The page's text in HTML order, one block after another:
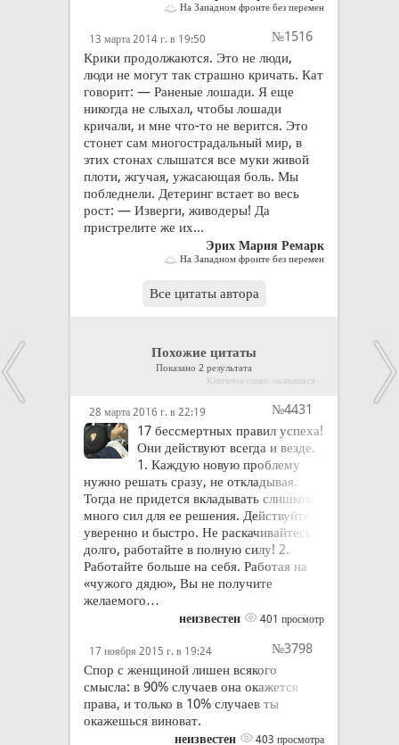
На Западном фронте без перемен
13 марта 2014 г. в 19:50
№1516
Крики продолжаются. Это не люди,
люди не могут так страшно кричать. Кат
говорит: — Раненые лошади. Я еще
никогда не слыхал, чтобы лошади
кричали, и мне что-то не верится. Это
стонет сам многострадальный мир, в
этих стонах слышатся все муки живой
плоти, жгучая, ужасающая боль. Мы
побледнели. Детеринг встает во весь
рост: — Изверги, живодеры! Да
пристрелите же их...
Эрих Мария Ремарк
На Западном фронте без перемен
Все цитаты автора
Похожие цитаты
Показано 2 результата
Ключевое слово: окажешься
28 марта 2016 г. в 22:19
№4431
17 бессмертных правил успеха!
Они действуют всегда и везде.
1. Каждую новую проблему
нужно решать сразу, не откладывая.
Тогда не придется вкладывать слишком
много сил для ее решения. Действуйте
уверенно и быстро. Не раскачивайтесь
долго, работайте в полную силу! 2.
Работайте больше на себя. Работая на
«чужого дядю», Вы не получите
желаемого…
неизвестен 401 просмотр
17 ноября 2015 г. в 19:24
№3798
Спор с женщиной лишен всякого
смысла: в 90% случаев она окажется
права, и только в 10% случаев ты
окажешься виноват.
неизвестен 403 просмотра